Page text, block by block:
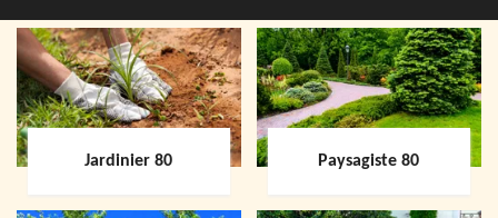
Jardinier 80 Paysagiste 80